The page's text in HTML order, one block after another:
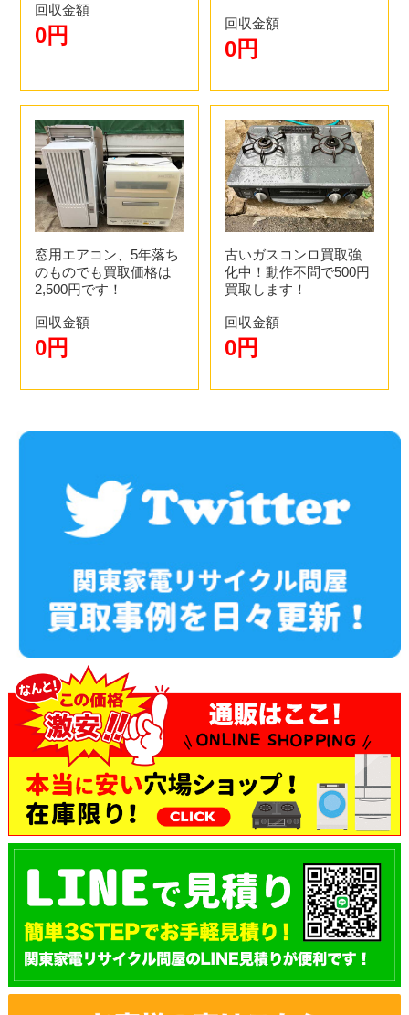
回収金額
0円 回収金額
0円
窓用エアコン、5年落ち
のものでも買取価格は
2,500円です！
回収金額
0円
古いガスコンロ買取強
化中！動作不問で500円
買取します！
回収金額
0円